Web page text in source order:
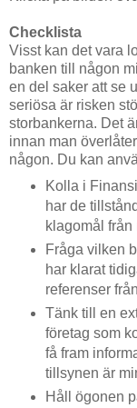
Checklista
Visst kan det vara
banken till någon
en del saker att se
seriösa är risken
storbankerna. Det
innan man
någon. Du kan
Kolla i
har de
klagomål från
Fråga vilken
har klarat
referenser
Tänk till en
företag som
få fram
tillsynen är
Håll ögonen